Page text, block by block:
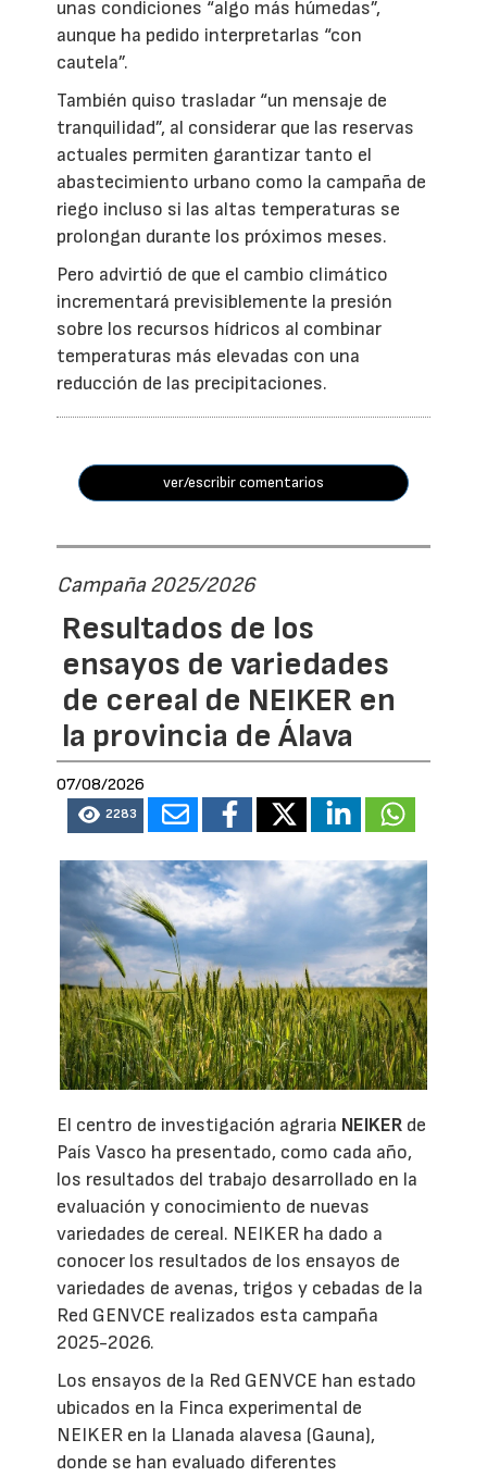
unas condiciones “algo más húmedas”,
aunque ha pedido interpretarlas “con
cautela”.
También quiso trasladar “un mensaje de
tranquilidad”, al considerar que las reservas
actuales permiten garantizar tanto el
abastecimiento urbano como la campaña de
riego incluso si las altas temperaturas se
prolongan durante los próximos meses.
Pero advirtió de que el cambio climático
incrementará previsiblemente la presión
sobre los recursos hídricos al combinar
temperaturas más elevadas con una
reducción de las precipitaciones.
ver/escribir comentarios
Campaña 2025/2026
Resultados de los
ensayos de variedades
de cereal de NEIKER en
la provincia de Álava
07/08/2026
2283
El centro de investigación agraria NEIKER de
País Vasco ha presentado, como cada año,
los resultados del trabajo desarrollado en la
evaluación y conocimiento de nuevas
variedades de cereal. NEIKER ha dado a
conocer los resultados de los ensayos de
variedades de avenas, trigos y cebadas de la
Red GENVCE realizados esta campaña
2025-2026.
Los ensayos de la Red GENVCE han estado
ubicados en la Finca experimental de
NEIKER en la Llanada alavesa (Gauna),
donde se han evaluado diferentes